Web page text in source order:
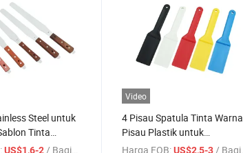
Steel untuk
Tinta
Plastik
US$1,6-2/ Bagian
Video
4 Pisau Spatula Tinta Warna
Pisau Plastik untuk
Percetakan Sablon
Harga FOB: US$2,5-3/ Bagian